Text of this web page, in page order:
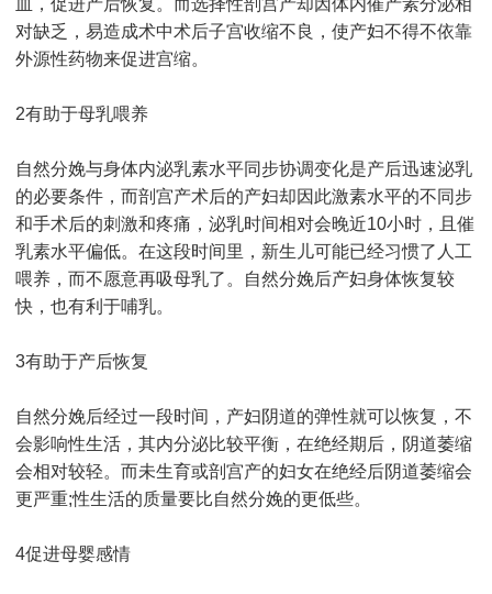
对缺乏，易造成术中术后子宫收缩不良，使产妇不得不依靠
外源性药物来促进宫缩。
2有助于母乳喂养
自然分娩与身体内泌乳素水平同步协调变化是产后迅速泌乳
的必要条件，而剖宫产术后的产妇却因此激素水平的不同步
和手术后的刺激和疼痛，泌乳时间相对会晚近10小时，且催
乳素水平偏低。在这段时间里，新生儿可能已经习惯了人工
喂养，而不愿意再吸母乳了。自然分娩后产妇身体恢复较
快，也有利于哺乳。
3有助于产后恢复
自然分娩后经过一段时间，产妇阴道的弹性就可以恢复，不
会影响性生活，其内分泌比较平衡，在绝经期后，阴道萎缩
会相对较轻。而未生育或剖宫产的妇女在绝经后阴道萎缩会
更严重;性生活的质量要比自然分娩的更低些。
4促进母婴感情